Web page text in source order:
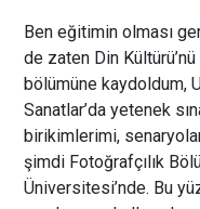
Ben eğitimin olması
de zaten Din
bölümüne kaydoldum,
Sanatlar’da yetenek
birikimlerimi,
şimdi Fotoğrafçılık
Üniversitesi’nde. Bu